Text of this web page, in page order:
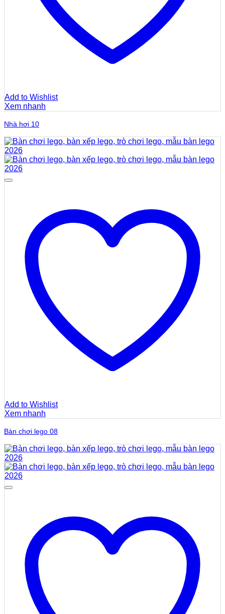
Add to Wishlist
Xem nhanh
Nhà hơi 10
Add to Wishlist
Xem nhanh
Bàn chơi lego 08